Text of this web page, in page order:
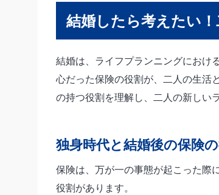
結婚したら考えたい
結婚は、ライフプランニングにおけ
心だった保険の役割が、二人の生活
の持つ役割を理解し、二人の新しい
独身時代と結婚後の保険
保険は、万が一の事態が起こった際
役割があります。